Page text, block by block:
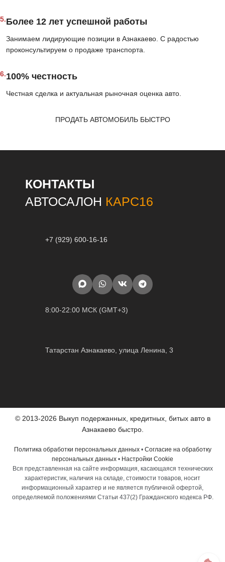
5.Более 12 лет успешной работы
Занимаем лидирующие позиции в Азнакаево. С радостью
проконсультируем о продаже транспорта.
6.100% честность
Честная сделка и актуальная рыночная оценка авто.
ПРОДАТЬ АВТОМОБИЛЬ БЫСТРО
КОНТАКТЫ
АВТОСАЛОН КАРС16
+7 (929) 600-16-16
8:00-22:00 МСК (GMT+3)
Татарстан Азнакаево, улица Ленина, 3
© 2013-2026 Выкуп подержанных, кредитных, битых авто в
Азнакаево быстро.
Политика обработки персональных данных• Согласие на обработку
персональных данных • Настройки Cookie
Вся представленная на сайте информация, касающаяся технических
характеристик, наличия на складе, стоимости товаров, носит
информационный характер и не является публичной офертой,
определяемой положениями Статьи 437(2) Гражданского кодекса РФ.